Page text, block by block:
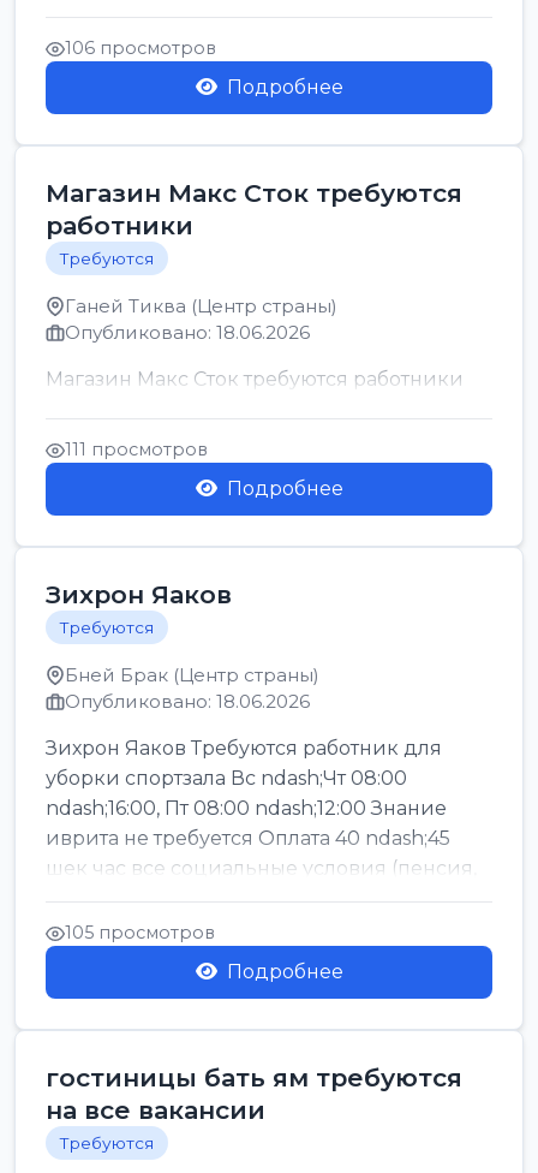
позицию возможна дом...
106 просмотров
Подробнее
Магазин Макс Сток требуются
работники
Требуются
Ганей Тиква (Центр страны)
Опубликовано: 18.06.2026
Магазин Макс Сток требуются работники
111 просмотров
Подробнее
Зихрон Яаков
Требуются
Бней Брак (Центр страны)
Опубликовано: 18.06.2026
Зихрон Яаков Требуются работник для
уборки спортзала Вс ndash;Чт 08:00
ndash;16:00, Пт 08:00 ndash;12:00 Знание
иврита не требуется Оплата 40 ndash;45
шек час все социальные условия (пенсия,
керен ишт...
105 просмотров
Подробнее
гостиницы бать ям требуются
на все вакансии
Требуются